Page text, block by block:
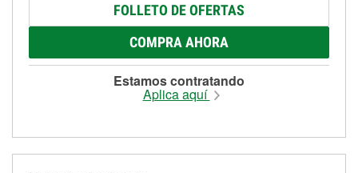
FOLLETO DE OFERTAS
COMPRA AHORA
Estamos contratando
Aplica aquí